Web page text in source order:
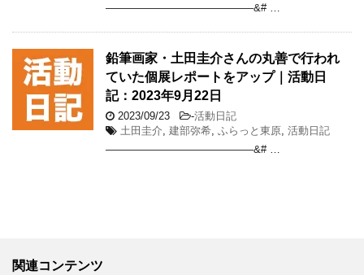
——————————————&# …
鉛筆画家・土田圭介さんの丸善で行われ
ていた個展レポートをアップ｜活動日
記：2023年9月22日
2023/09/23 -活動日記
土田圭介 建部弥希 ふらっと東原 活動日記
——————————————&# …
関連コンテンツ